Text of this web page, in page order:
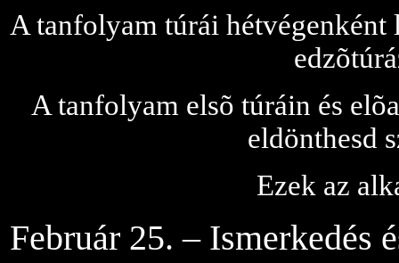
A tanfolyam túrái hétvégenként
A tanfolyam elsõ túráin és
eldönthesd
Ezek az
Február 25. – Ismerkedés